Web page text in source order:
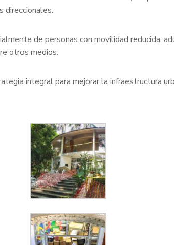
direccionales.
de personas con movilidad reducida,
otros medios.
integral para mejorar la infraestructura